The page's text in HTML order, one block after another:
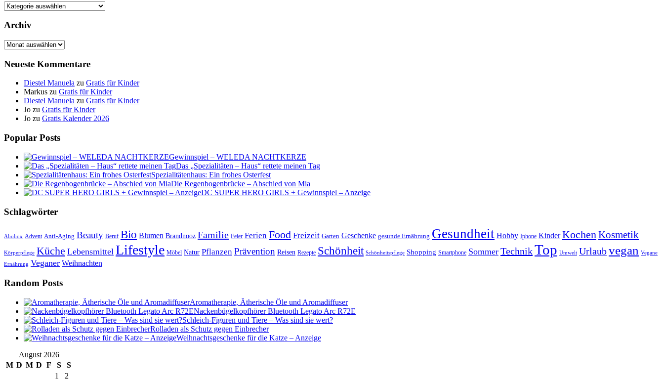
Kategorien
Archiv
Archiv
Neueste Kommentare
Diestel Manuela zu Gratis für Kinder
Markus zu Gratis für Kinder
Diestel Manuela zu Gratis für Kinder
Jo zu Gratis für Kinder
Jo zu Gratis Kalender 2026
Popular Posts
Gewinnspiel – WELEDA NACHTKERZE
Das „Spezialitäten – Haus“ rettete meinen Tag
Spezialitätenhaus: Ein frohes Osterfest
Die Regenbogenbrücke – Abschied von Mia
DC SUPER HERO GIRLS + Gewinnspiel – Anzeige
Schlagwörter
Abobox Advent Anti-Aging Beauty Beruf Bio Blumen Brandnooz Familie Feier Ferien Food Freizeit Garten Geschenke gesunde Ernährung Gesundheit Hobby Iphone Kinder KochenKosmetik
Körperpflege Küche Lebensmittel Lifestyle Möbel Natur Pflanzen Prävention Reisen Rezepte Schönheit Schönheitspflege Shopping Smartphone Sommer TechnikTop Umwelt Urlaubvegan Vegane
Ernährung Veganer Weihnachten
Random Posts
Aromatherapie, Ätherische Öle und Aromadiffuser
Nackenbügelkopfhörer Bluetooth Legato Arc R72E
Schleich-Figuren und Tiere – Was sind sie wert?
Rolladen als Schutz gegen Einbrecher
Weihnachtsgeschenke für die Katze – Anzeige
August 2026
M D M D F S
S
1
2